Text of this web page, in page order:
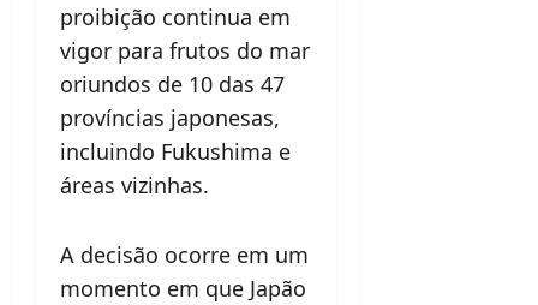
proibição continua em
vigor para frutos do mar
oriundos de 10 das 47
províncias japonesas,
incluindo Fukushima e
áreas vizinhas.
A decisão ocorre em um
momento em que Japão